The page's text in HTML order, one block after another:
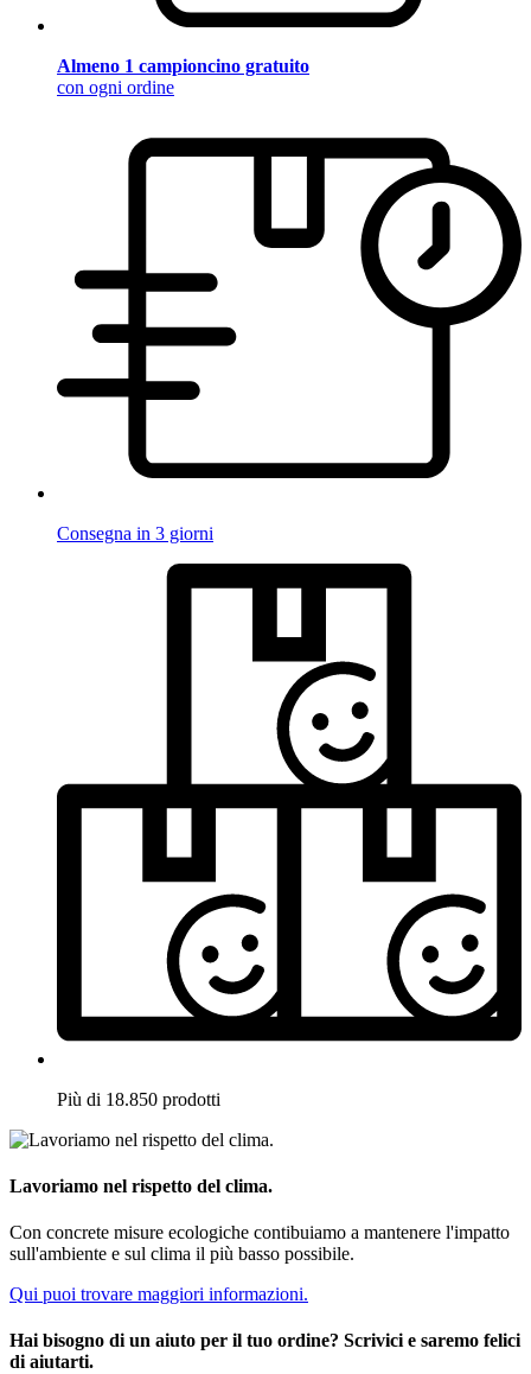
Almeno 1 campioncino gratuito
con ogni ordine
Consegna in 3 giorni
Più di 18.850 prodotti
Lavoriamo nel rispetto del clima.
Con concrete misure ecologiche contibuiamo a mantenere l'impatto
sull'ambiente e sul clima il più basso possibile.
Qui puoi trovare maggiori informazioni.
Hai bisogno di un aiuto per il tuo ordine? Scrivici e saremo felici
di aiutarti.